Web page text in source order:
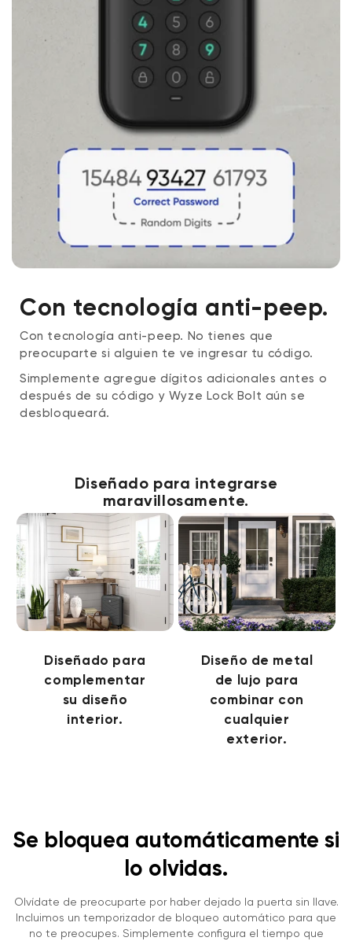
Con tecnología anti-peep.
Con tecnología anti-peep. No tienes que
preocuparte si alguien te ve ingresar tu código.
Simplemente agregue dígitos adicionales antes o
después de su código y Wyze Lock Bolt aún se
desbloqueará.
Diseñado para integrarse
maravillosamente.
Diseñado para
complementar
su diseño
interior.
Diseño de metal
de lujo para
combinar con
cualquier
exterior.
Se bloquea automáticamente si
lo olvidas.
Olvídate de preocuparte por haber dejado la puerta sin llave.
Incluimos un temporizador de bloqueo automático para que
no te preocupes. Simplemente configura el tiempo que